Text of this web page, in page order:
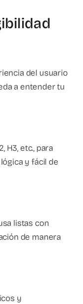
del usuario
a entender tu
H3, etc., para
y fácil de
listas con
de manera
y